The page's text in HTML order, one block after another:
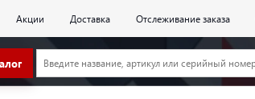
Акции Доставка Отслеживание заказа